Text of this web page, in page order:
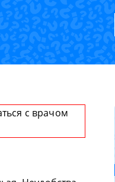
с врачом